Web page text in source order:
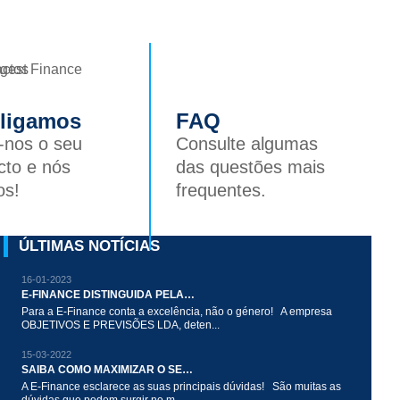
nos o seu
e nós
FAQ
Consulte algumas
das questões mais
frequentes.
ÚLTIMAS NOTÍCIAS
E-FINANCE DISTINGUIDA PELAS BOAS PRÁTICAS NA PROMOÇÃO DA IGUALDADE SALARIAL ENTRE MULHERES E HOMENS – 2022
Para a E-Finance conta a excelência, não o género! A empresa
OBJETIVOS E PREVISÕES LDA, deten...
16-01-2023
SAIBA COMO MAXIMIZAR O SEU REEMBOLSO DE IRS
A E-Finance esclarece as suas principais dúvidas! São muitas as
15-03-2022